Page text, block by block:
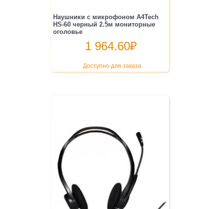
Наушники с микрофоном A4Tech
HS-60 черный 2.5м мониторные
оголовье
1 964.60₽
Доступно для заказа